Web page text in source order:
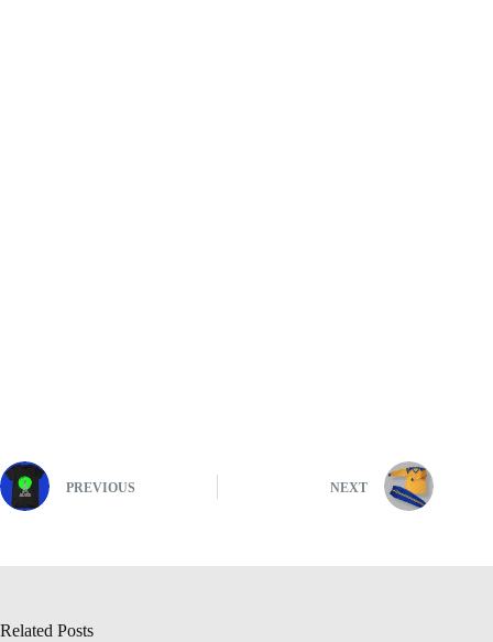
PREVIOUS NEXT
Related Posts